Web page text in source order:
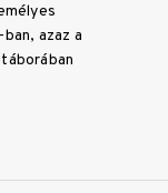
azaz a